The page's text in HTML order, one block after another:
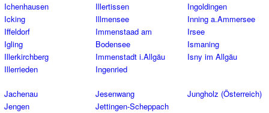
Ichenhausen
Icking
Iffeldorf
Igling
Illerkirchberg
Illerrieden
Illertissen
Illmensee
Immenstaad am
Bodensee
Immenstadt i.Allgäu
Ingenried
Ingoldingen
Inning a.Ammersee
Irsee
Ismaning
Isny im Allgäu
Jachenau
Jengen
Jesenwang
Jettingen-Scheppach
Jungholz (Österreich)